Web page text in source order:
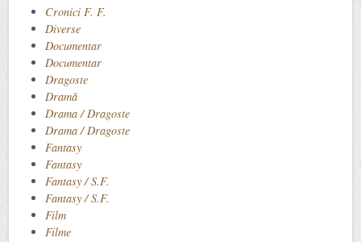
Cronici F. F.
Diverse
Documentar
Documentar
Dragoste
Dramă
Drama / Dragoste
Drama / Dragoste
Fantasy
Fantasy
Fantasy / S.F.
Fantasy / S.F.
Film
Filme